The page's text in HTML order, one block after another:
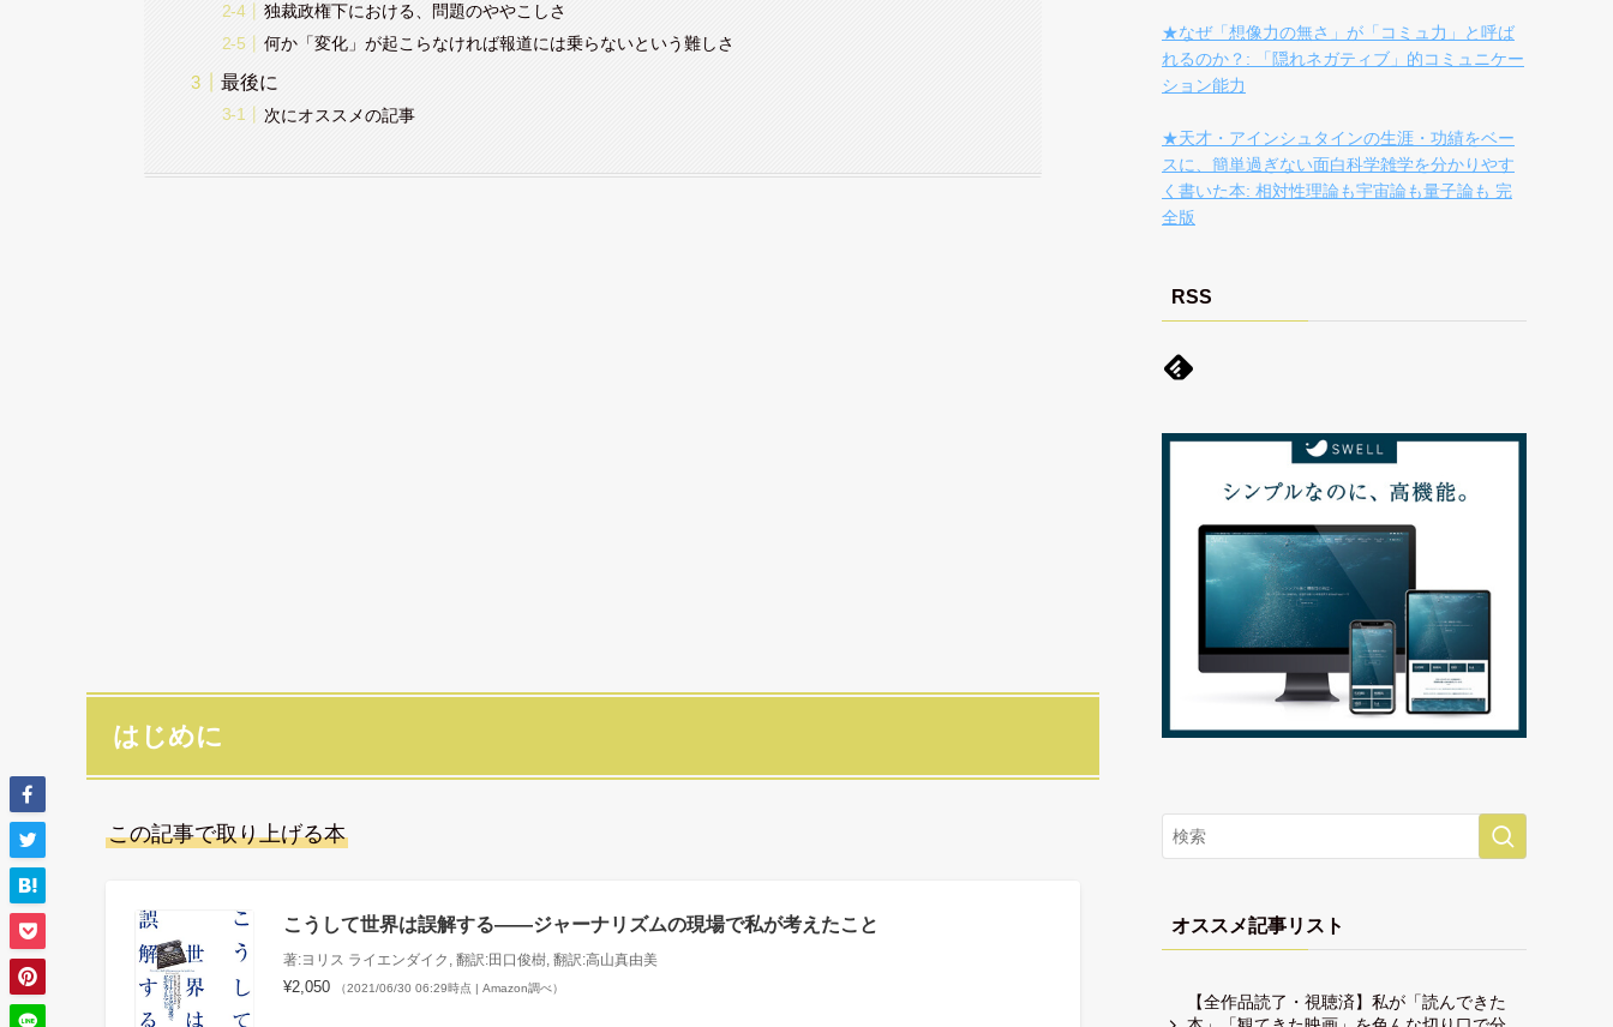
独裁政権下における、問題のややこしさ
何か「変化」が起こらなければ報道には乗らないという難しさ
最後に
次にオススメの記事
はじめに
この記事で取り上げる本
こうして世界は誤解する――ジャーナリズムの現場で私が考えたこと
著:ヨリス ライエンダイク, 翻訳:田口俊樹, 翻訳:高山真由美
¥2,050 （2021/06/30 06:29時点 | Amazon調べ）
★なぜ「想像力の無さ」が「コミュ力」と呼ば
れるのか？: 「隠れネガティブ」的コミュニケー
ション能力
★天才・アインシュタインの生涯・功績をベー
スに、簡単過ぎない面白科学雑学を分かりやす
く書いた本: 相対性理論も宇宙論も量子論も 完
全版
RSS
オススメ記事リスト
【全作品読了・視聴済】私が「読んできた